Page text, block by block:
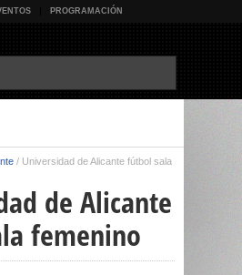
PROGRAMACIÓN
/ Universidad de Alicante fútbol sala
de Alicante
femenino